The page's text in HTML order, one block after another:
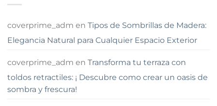
coverprime_adm en Tipos de Sombrillas de Madera:
Elegancia Natural para Cualquier Espacio Exterior
coverprime_adm en Transforma tu terraza con
toldos retractiles: ¡ Descubre como crear un oasis de
sombra y frescura!